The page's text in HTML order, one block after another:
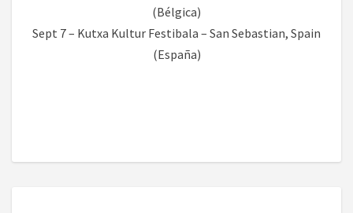
(Bélgica)
Sept 7 – Kutxa Kultur Festibala – San Sebastian, Spain
(España)